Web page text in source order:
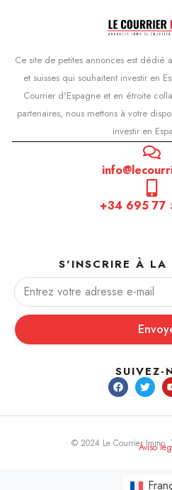
Ce site de petites annonces est dédié
et suisses qui souhaitent investir en
Courrier d'Espagne et en étroite
partenaires, nous mettons à votre
investir en
+34 695 77
S'INSCRIRE À LA
SUIVEZ-
© 2024 Le Courrier Immo.
Aviso